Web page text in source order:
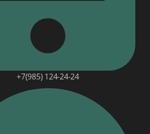
+7(985) 124-24-24